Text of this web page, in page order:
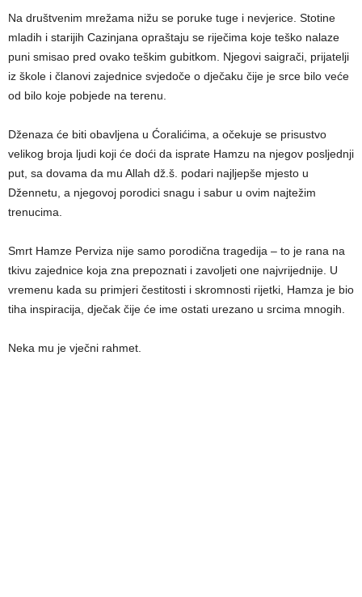
Na društvenim mrežama nižu se poruke tuge i nevjerice. Stotine
mladih i starijih Cazinjana opraštaju se riječima koje teško nalaze
puni smisao pred ovako teškim gubitkom. Njegovi saigrači, prijatelji
iz škole i članovi zajednice svjedoče o dječaku čije je srce bilo veće
od bilo koje pobjede na terenu.
Dženaza će biti obavljena u Ćoralićima, a očekuje se prisustvo
velikog broja ljudi koji će doći da isprate Hamzu na njegov posljednji
put, sa dovama da mu Allah dž.š. podari najljepše mjesto u
Džennetu, a njegovoj porodici snagu i sabur u ovim najtežim
trenucima.
Smrt Hamze Perviza nije samo porodična tragedija – to je rana na
tkivu zajednice koja zna prepoznati i zavoljeti one najvrijednije. U
vremenu kada su primjeri čestitosti i skromnosti rijetki, Hamza je bio
tiha inspiracija, dječak čije će ime ostati urezano u srcima mnogih.
Neka mu je vječni rahmet.